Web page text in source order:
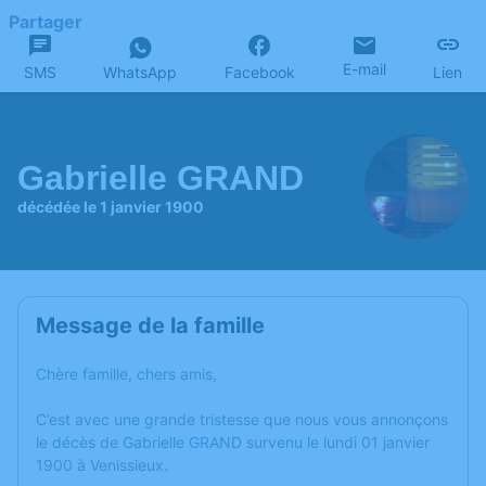
Partager
SMS WhatsApp Facebook E-mail Lien
Gabrielle GRAND
décédée le 1 janvier 1900
Message de la famille
Chère famille, chers amis,
C’est avec une grande tristesse que nous vous annonçons
le décès de Gabrielle GRAND survenu le lundi 01 janvier
1900 à Venissieux.